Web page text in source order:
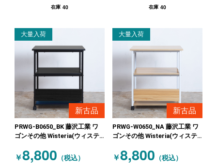
在庫 40 在庫 40
大量入荷
新古品
PRWG-B0650_BK 藤沢工業 ワ
ゴンその他 Wisteria(ウィステ
￥8,800 （税込）
大量入荷
新古品
PRWG-W0650_NA 藤沢工業 ワ
ゴンその他 Wisteria(ウィステ
チュラル）
￥8,800 （税込）